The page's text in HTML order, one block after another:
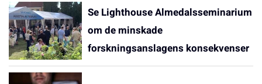
Se Lighthouse Almedalsseminarium
om de minskade
forskningsanslagens konsekvenser